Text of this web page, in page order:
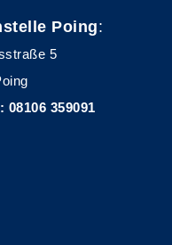
Poing:
5
08106 359091